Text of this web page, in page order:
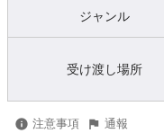
ジャンル
受け渡し場所
注意事項 通報